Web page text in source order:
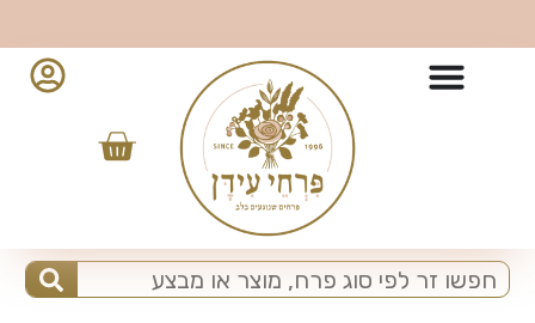
ברוכים הבאים לפרחי עידן